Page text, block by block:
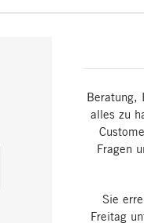
Beratung,
alles zu
Fragen
Sie
Freitag